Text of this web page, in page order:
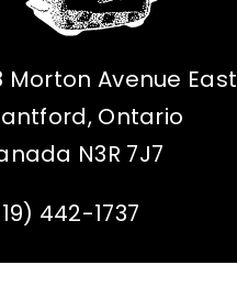
Morton Avenue East
Ontario
N3R 7J7
442-1737